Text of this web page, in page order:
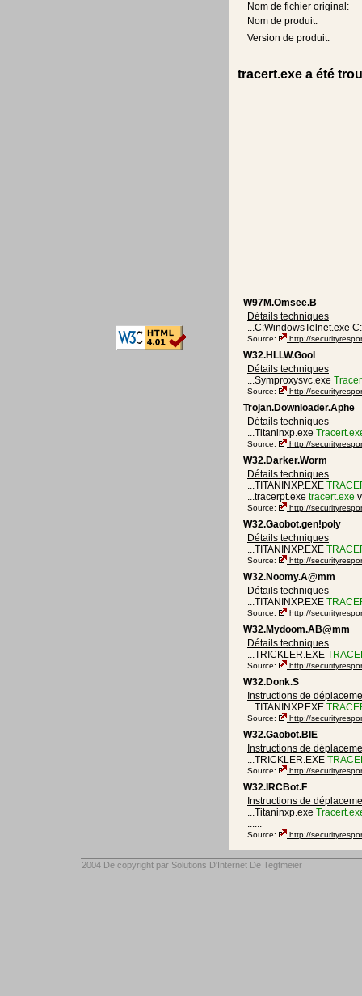
Nom de fichier original:
Nom de produit:
Version de produit:
tracert.exe a été
W97M.Omsee.B
Détails techniques
...C:WindowsTelnet.exe
Source: http://
W32.HLLW.Gool
Détails techniques
...Symproxysvc.exe
Source: http://
Trojan.Downloader.Aphe
Détails techniques
...Titaninxp.exe
Source: http://
W32.Darker.Worm
Détails techniques
...TITANINXP.EXE
...tracerpt.exe tracert.exe
Source: http://
W32.Gaobot.gen!poly
Détails techniques
...TITANINXP.EXE
Source: http://
W32.Noomy.A@mm
Détails techniques
...TITANINXP.EXE
Source: http://
W32.Mydoom.AB@mm
Détails techniques
...TRICKLER.EXE
Source: http://
W32.Donk.S
Instructions de
...TITANINXP.EXE
Source: http://
W32.Gaobot.BIE
Instructions de
...TRICKLER.EXE
Source: http://
W32.IRCBot.F
Instructions de
...Titaninxp.exe
Source: http://
2004 De copyright par Solutions D'Internet De Tegtmeier